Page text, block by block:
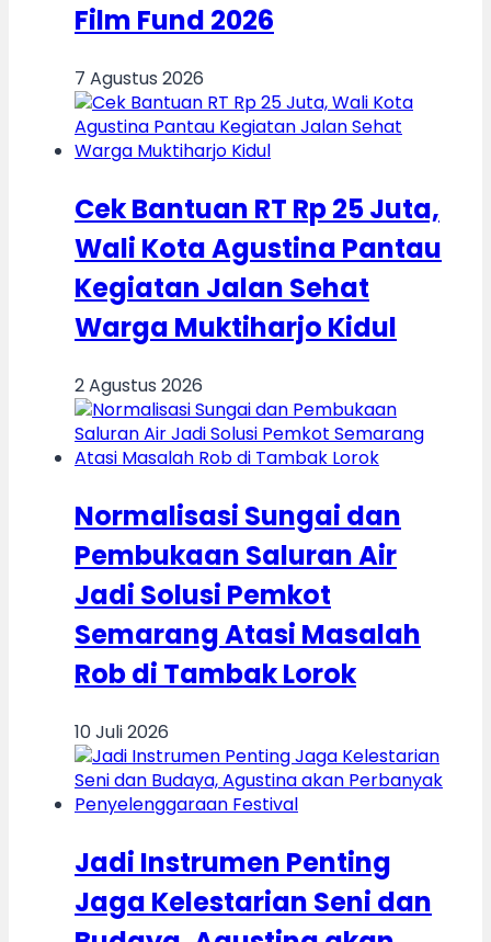
Film Fund 2026
7 Agustus 2026
Cek Bantuan RT Rp 25 Juta,
Wali Kota Agustina Pantau
Kegiatan Jalan Sehat
Warga Muktiharjo Kidul
2 Agustus 2026
Normalisasi Sungai dan
Pembukaan Saluran Air
Jadi Solusi Pemkot
Semarang Atasi Masalah
Rob di Tambak Lorok
10 Juli 2026
Jadi Instrumen Penting
Jaga Kelestarian Seni dan